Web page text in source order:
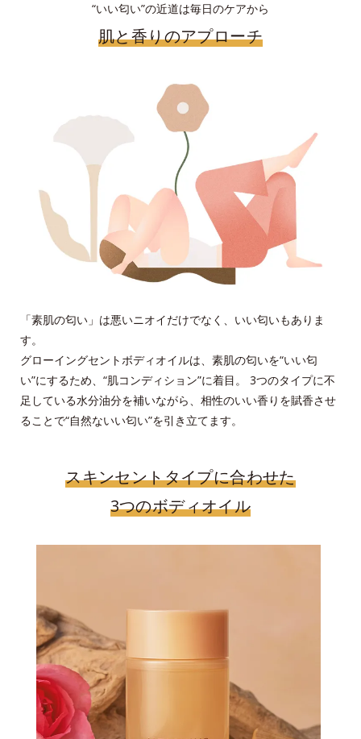
“いい匂い”の近道は毎日のケアから
肌と香りのアプローチ
「素肌の匂い」は悪いニオイだけでなく、いい匂いもありま
す。
グローイングセントボディオイルは、素肌の匂いを“いい匂
い”にするため、“肌コンディション”に着目。 3つのタイプに不
足している水分油分を補いながら、相性のいい香りを賦香させ
ることで“自然ないい匂い”を引き立てます。
スキンセントタイプに合わせた
3つのボディオイル